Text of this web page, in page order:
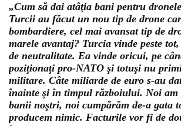
„Cum să dai atâţia bani pentru
Turcii au făcut un nou tip de drone
bombardiere, cel mai avansat tip de
marele avantaj? Turcia vinde peste
de neutralitate. Ea vinde oricui, pe
poziţionaţi pro-NATO şi totuşi nu
militare. Câte miliarde de euro s-au
înainte şi în timpul războiului. Noi am
banii noştri, noi cumpărăm de-a gata
producem nimic. Facturile vor fi de